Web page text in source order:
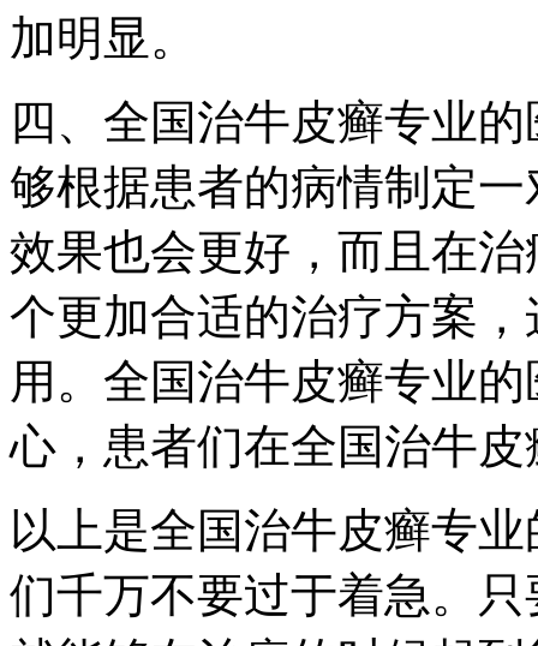
加明显。
四、全国治牛皮癣专业
够根据患者的病情制定
效果也会更好，而且在
个更加合适的治疗方案
用。全国治牛皮癣专业
心，患者们在全国治牛
以上是全国治牛皮癣专
们千万不要过于着急。